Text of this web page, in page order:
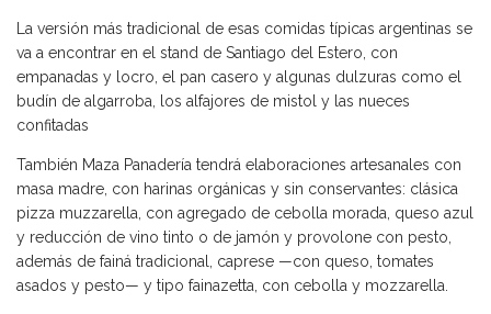
La versión más tradicional de esas comidas típicas argentinas se
va a encontrar en el stand de Santiago del Estero, con
empanadas y locro, el pan casero y algunas dulzuras como el
budín de algarroba, los alfajores de mistol y las nueces
confitadas
También Maza Panadería tendrá elaboraciones artesanales con
masa madre, con harinas orgánicas y sin conservantes: clásica
pizza muzzarella, con agregado de cebolla morada, queso azul
y reducción de vino tinto o de jamón y provolone con pesto,
además de fainá tradicional, caprese —con queso, tomates
asados y pesto— y tipo fainazetta, con cebolla y mozzarella.